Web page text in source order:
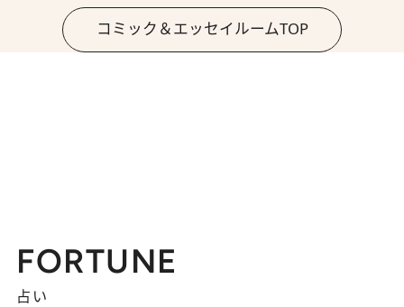
コミック＆エッセイルームTOP
FORTUNE
占い